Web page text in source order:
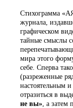
Стихограмма
журнала,
графическом
тайные смыслы
мира этого
себе. Сперва
(разреженные
настоятельным
отразиться в
не вы» , а затем